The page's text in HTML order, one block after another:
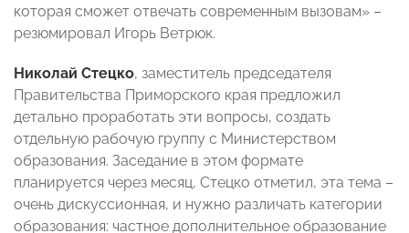
которая сможет отвечать современным вызовам» –
резюмировал Игорь Ветрюк.
Николай Стецко, заместитель председателя
Правительства Приморского края предложил
детально проработать эти вопросы, создать
отдельную рабочую группу с Министерством
образования. Заседание в этом формате
планируется через месяц, Стецко отметил, эта тема –
очень дискуссионная, и нужно различать категории
образования: частное дополнительное образование